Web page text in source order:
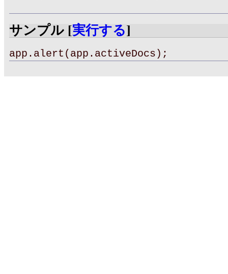
サンプル [実行する]
app.alert(app.activeDocs);